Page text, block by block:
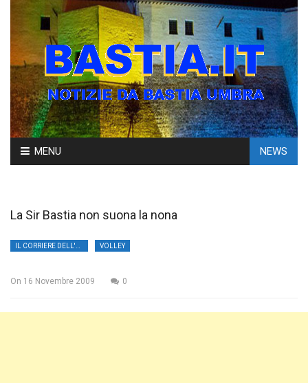
Skip
to
MENU NEWS
La Sir Bastia non suona la nona
VOLLEY
On 16 Novembre 2009 0